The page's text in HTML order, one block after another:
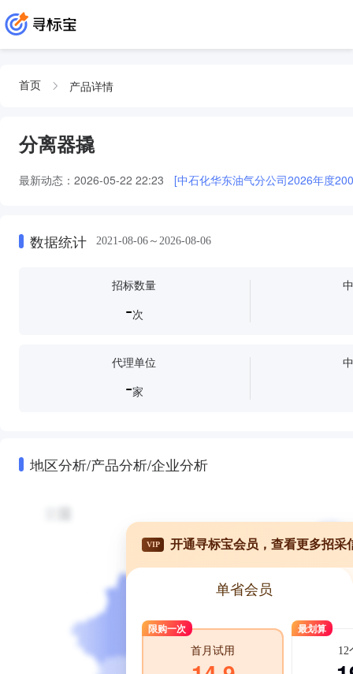
首页 产品详情
分离器撬
最新动态： 2026-05-22 22:23 [中石化华东油气分公司2026年度
数据统计 2021-08-06～2026-08-06
招标数量
-次
代理单位
-家
地区分析/产品分析/企业分析
VIP 开通寻标宝会员，查看更多招采
单省会员
限购一次
首月试用
最划算
12